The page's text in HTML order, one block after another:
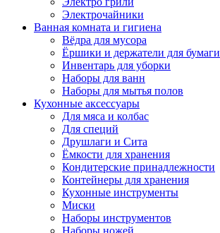
Электрочайники
Ванная комната и гигиена
Вёдра для мусора
Ёршики и держатели для бумаги
Инвентарь для уборки
Наборы для ванн
Наборы для мытья полов
Кухонные аксессуары
Для мяса и колбас
Для специй
Друшлаги и Сита
Ёмкости для хранения
Кондитерские принадлежности
Контейнеры для хранения
Кухонные инструменты
Миски
Наборы инструментов
Наборы ножей